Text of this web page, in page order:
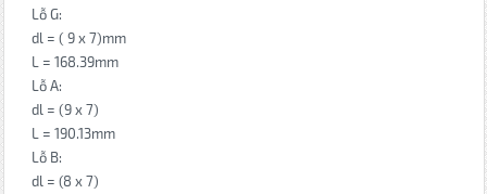
Lỗ G:
dl = ( 9 x 7)mm
L = 168.39mm
Lỗ A:
dl = (9 x 7)
L = 190.13mm
Lỗ B:
dl = (8 x 7)